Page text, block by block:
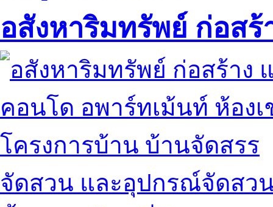
อสังหาริมทรัพย์ ก่อส
คอนโด อพาร์ทเม้นท์ ห้องเ
โครงการบ้าน บ้านจัดสรร
จัดสวน และอุปกรณ์จัดสว